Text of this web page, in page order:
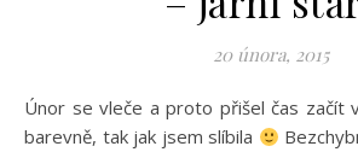
20 února, 2015
Únor se vleče a proto přišel čas začít volat jaro. Brutálně
barevně, tak jak jsem slíbila